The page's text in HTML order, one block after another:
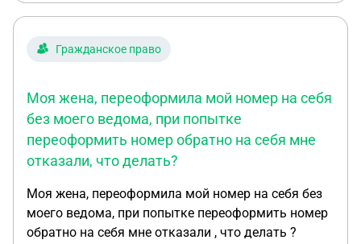
Гражданское право
Моя жена, переоформила мой номер на себя
без моего ведома, при попытке
переоформить номер обратно на себя мне
отказали, что делать?
Моя жена, переоформила мой номер на себя без
моего ведома, при попытке переоформить номер
обратно на себя мне отказали , что делать ?